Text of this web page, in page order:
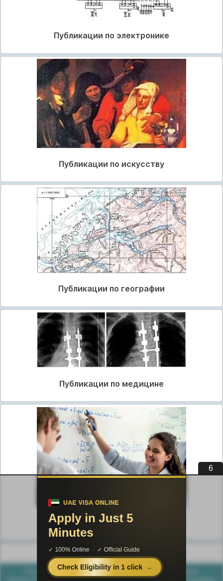
Публикации по электронике
Публикации по искусству
Публикации по географии
Публикации по медицине
Публикации по педагогике
Разделы публикаций
Poznayka.org - Познайка.Орг - 2016-2026 год. Материал
предоставляется для ознакомительных и учебных целей.
5